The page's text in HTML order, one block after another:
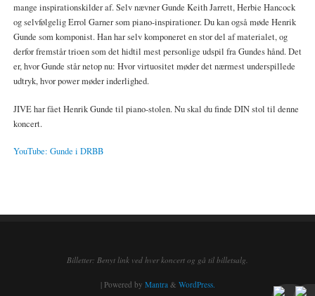
mange inspirationskilder af. Selv nævner Gunde Keith Jarrett, Herbie Hancock
og selvfølgelig Errol Garner som piano-inspirationer. Du kan også møde Henrik
Gunde som komponist. Han har selv komponeret en stor del af materialet, og
derfor fremstår trioen som det hidtil mest personlige udspil fra Gundes hånd. Det
er, hvor Gunde står netop nu: Hvor virtuositet møder det nærmest underspillede
udtryk, hvor power møder inderlighed.
JIVE har fået Henrik Gunde til piano-stolen. Nu skal du finde DIN stol til denne
koncert.
YouTube: Gunde i DRBB
Billetter: Benyt link ved hver koncert og gå til billetsalg.
| Powered by Mantra& WordPress.